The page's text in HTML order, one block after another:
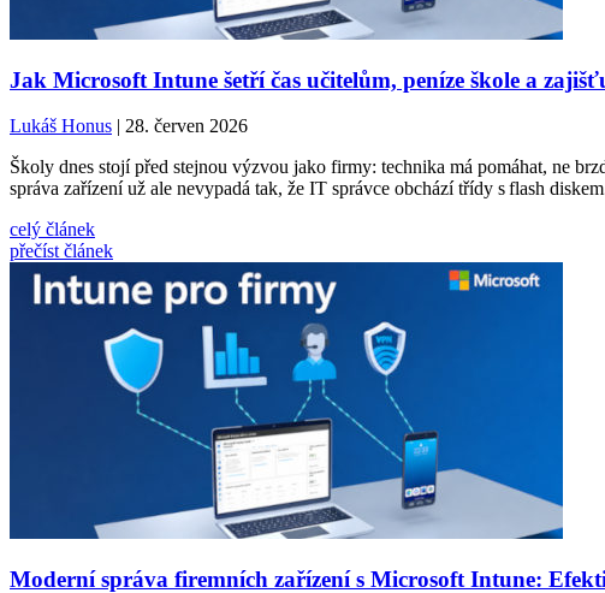
Jak Microsoft Intune šetří čas učitelům, peníze škole a
Lukáš Honus | 28. červen 2026
Školy dnes stojí před stejnou výzvou jako firmy: technika má pomáhat, ne
správa zařízení už ale nevypadá tak, že IT správce obchází třídy s flash
celý článek
přečíst článek
Moderní správa firemních zařízení s Microsoft Intune: